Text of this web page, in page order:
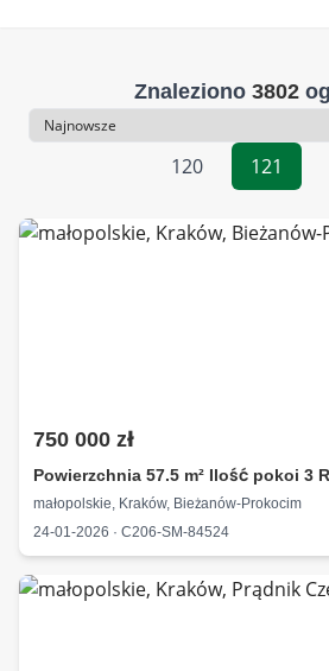
Znaleziono 3802
Sortowanie
120
121
750 000 zł
Powierzchnia 57.5 m² Ilość pokoi 3
małopolskie, Kraków, Bieżanów-Prokocim
24-01-2026 · C206-SM-84524